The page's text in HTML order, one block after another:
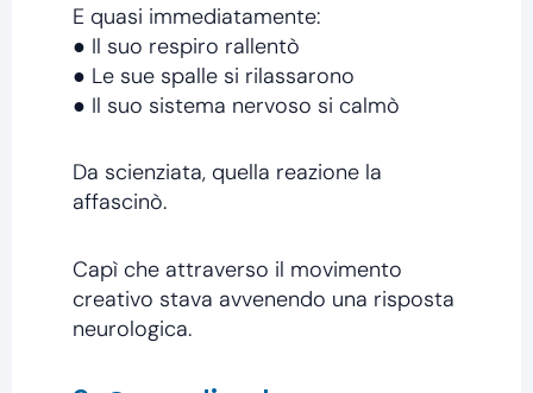
E quasi immediatamente:
● Il suo respiro rallentò
● Le sue spalle si rilassarono
● Il suo sistema nervoso si calmò
Da scienziata, quella reazione la
affascinò.
Capì che attraverso il movimento
creativo stava avvenendo una risposta
neurologica.